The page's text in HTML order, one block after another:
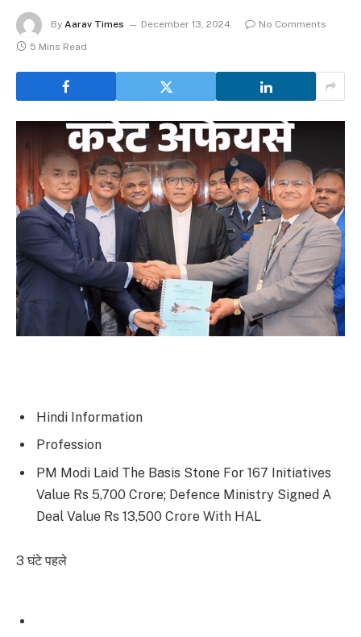
By Aarav Times December 13, 2024
No Comments
5 Mins Read
Hindi Information
Profession
PM Modi Laid The Basis Stone For 167 Initiatives
Value Rs 5,700 Crore; Defence Ministry Signed A
Deal Value Rs 13,500 Crore With HAL
3 घंटे पहले